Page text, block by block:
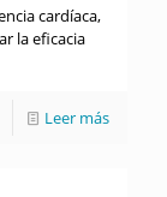
cardíaca,
la eficacia
Leer más